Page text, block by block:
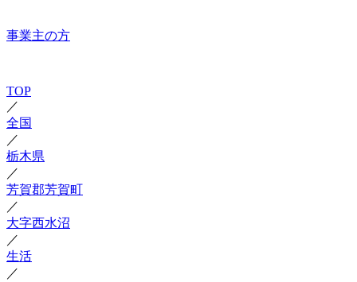
事業主の方
TOP
／
全国
／
栃木県
／
芳賀郡芳賀町
／
大字西水沼
／
生活
／